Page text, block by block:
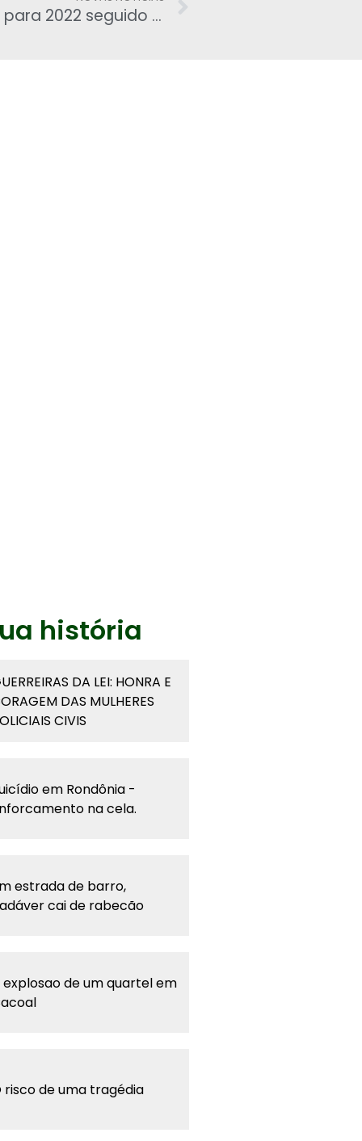
Bolsonaro lidera intenção de voto para 2022 seguido por Lula, diz CNT/MDA
história
DA LEI: HONRA E
DAS MULHERES
CIVIS
em Rondônia -
na cela.
estrada de barro,
cai de rabecão
explosao de um quartel em
risco de uma tragédia